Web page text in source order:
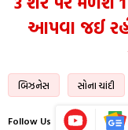
આપવા જઈ
બિઝનેસ સોના ચાંદી
Follow Us